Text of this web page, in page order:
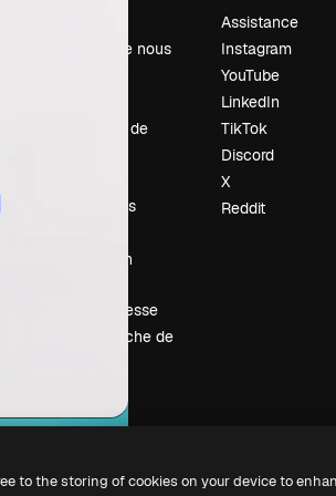
À propos de nous
Tendances de
Événements
Vendre mon
Salle de presse
À la recherche de
Assistance
Instagram
YouTube
LinkedIn
TikTok
Discord
X
Reddit
to the storing of cookies on your device to